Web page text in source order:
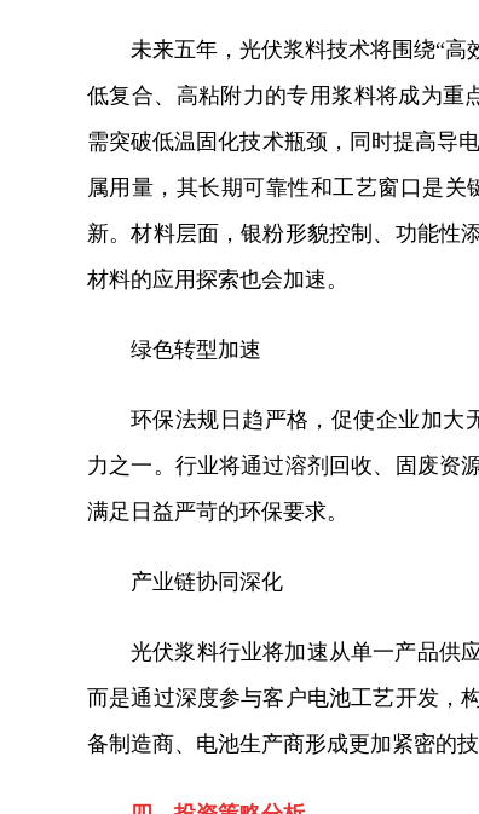
未来五年，光伏浆料技术将围绕“高
低复合、高粘附力的专用浆料将成为重
需突破低温固化技术瓶颈，同时提高导
属用量，其长期可靠性和工艺窗口是
新。材料层面，银粉形貌控制、功能性
材料的应用探索也会加速。
绿色转型加速
环保法规日趋严格，促使企业加大
力之一。行业将通过溶剂回收、固废资
满足日益严苛的环保要求。
产业链协同深化
光伏浆料行业将加速从单一产品供
而是通过深度参与客户电池工艺开发，
备制造商、电池生产商形成更加紧密的